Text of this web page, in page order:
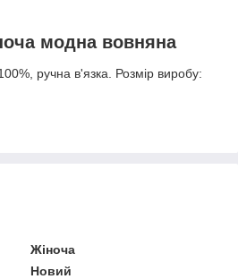
модна вовняна
ручна в'язка. Розмір виробу:
Жіноча
Новий